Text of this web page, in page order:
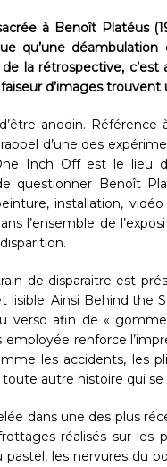
à Benoît Platéus
qu’une
de la rétrospective,
d’images trouvent
anodin.
d’une des
Inch Off est le lieu
questionner Benoît
installation,
l’ensemble de
de disparaitre est
lisible. Ainsi Behind the
verso afin de «
renforce
les accidents, les
autre histoire qui se
dans une des plus
réalisés sur
les nervures du